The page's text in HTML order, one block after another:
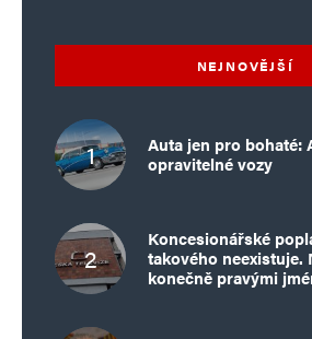
NEJNOVĚJŠÍ
Auta jen pro bohaté:
opravitelné vozy
Koncesionářské
takového neexistuje.
konečně pravými